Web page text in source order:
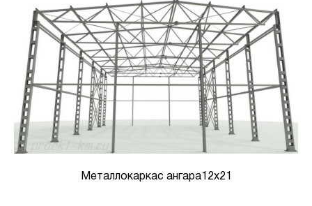
Металлокаркас ангара12х21